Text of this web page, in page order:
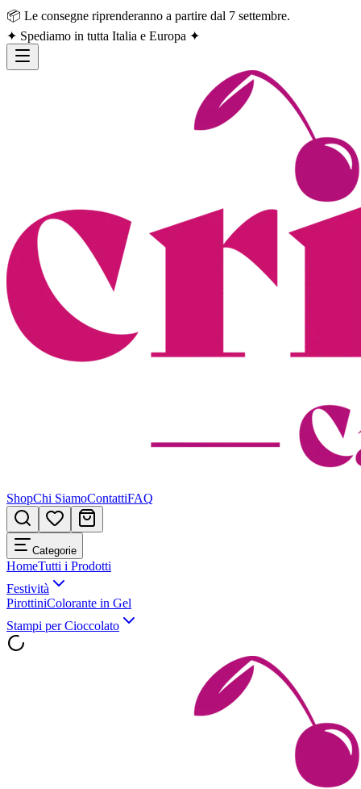
📦 Le consegne riprenderanno a partire dal 7 settembre.
✦ Spediamo in tutta Italia e Europa ✦
ShopChi SiamoContattiFAQ
Categorie
HomeTutti i Prodotti
Festività
PirottiniColorante in Gel
Stampi per Cioccolato